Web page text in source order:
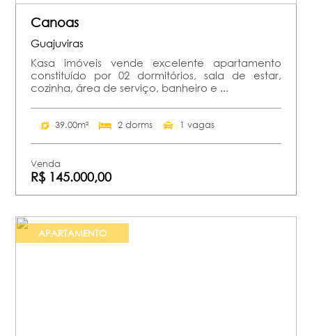
Canoas
Guajuviras
Kasa imóveis vende excelente apartamento
constituído por 02 dormitórios, sala de estar,
cozinha, área de serviço, banheiro e ...
39.00m² 2 dorms 1 vagas
Venda
R$ 145.000,00
APARTAMENTO